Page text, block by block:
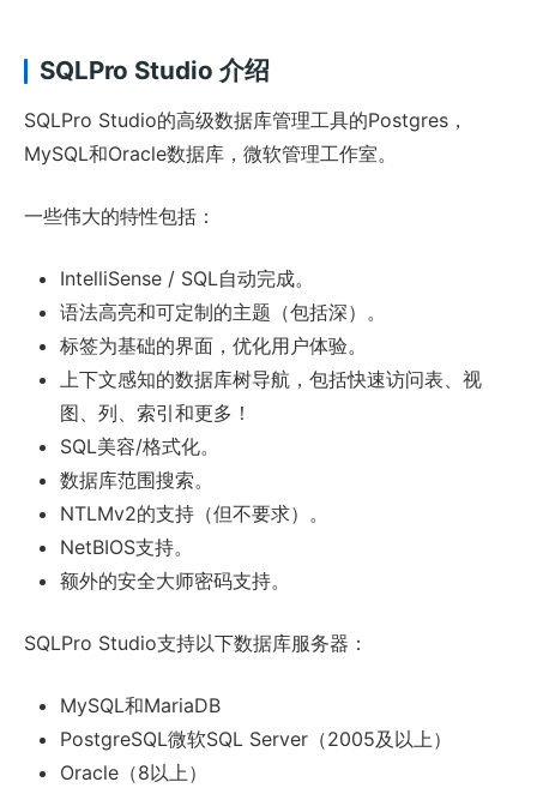
SQLPro Studio 介绍
SQLPro Studio的高级数据库管理工具的Postgres，
MySQL和Oracle数据库，微软管理工作室。
一些伟大的特性包括：
IntelliSense / SQL自动完成。
语法高亮和可定制的主题（包括深）。
标签为基础的界面，优化用户体验。
上下文感知的数据库树导航，包括快速访问表、视
图、列、索引和更多！
SQL美容/格式化。
数据库范围搜索。
NTLMv2的支持（但不要求）。
NetBIOS支持。
额外的安全大师密码支持。
SQLPro Studio支持以下数据库服务器：
MySQL和MariaDB
PostgreSQL微软SQL Server（2005及以上）
Oracle（8以上）